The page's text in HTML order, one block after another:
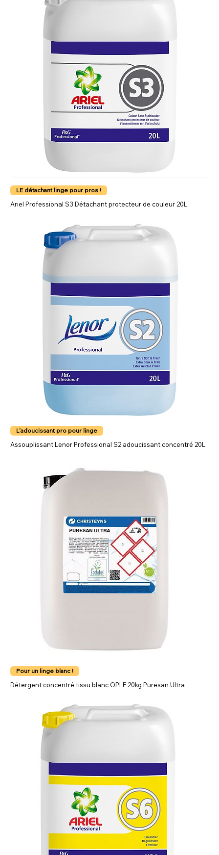
LE détachant linge pour pros !
Ariel Professional S3 Détachant protecteur de couleur 20L
L'adoucissant pro pour linge
Assouplissant Lenor Professional S2 adoucissant concentré 20L
Pour un linge blanc !
Détergent concentré tissu blanc OPLF 20kg Puresan Ultra